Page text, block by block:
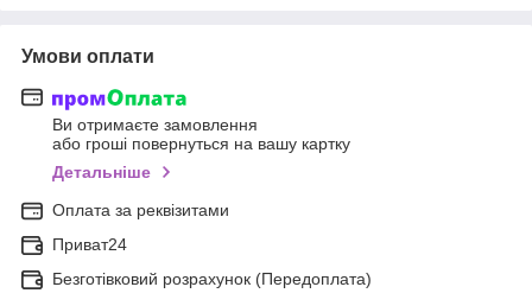
Умови оплати
Ви отримаєте замовлення
або гроші повернуться на вашу картку
Детальніше
Оплата за реквізитами
Приват24
Безготівковий розрахунок (Передоплата)